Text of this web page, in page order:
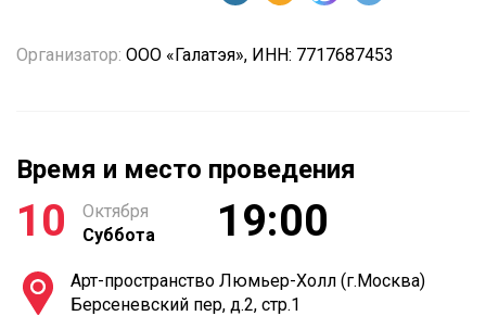
Организатор: ООО «Галатэя», ИНН: 7717687453
Время и место проведения
10
Октября
Суббота
19:00
Арт-пространство Люмьер-Холл (г.Москва)
Берсеневский пер, д.2, стр.1